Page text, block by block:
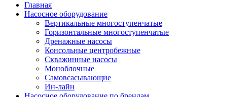
Главная
Насосное оборудование
Вертикальные многоступенчатые
Горизонтальные многоступенчатые
Дренажные насосы
Консольные центробежные
Скважинные насосы
Моноблочные
Самовсасывающие
Ин-лайн